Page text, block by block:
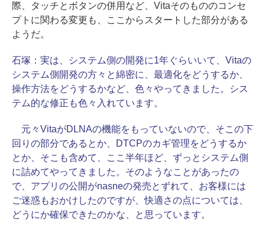
際、タッチとボタンの併用など、Vitaそのもののコンセ
プトに関わる変更も、ここからスタートした部分がある
ようだ。
石塚： 実は、システム側の開発に1年ぐらいいて、Vitaの
システム側開発の方々と綿密に、最適化をどうするか、
操作方法をどうするかなど、色々やってきました。シス
テム的な修正も色々入れています。
元々VitaがDLNAの機能をもっていないので、そこの下
回りの部分であるとか、DTCPのカギ管理をどうするか
とか、そこも含めて、ここ半年ほど、ずっとシステム側
に詰めてやってきました。そのようなことがあったの
で、アプリの公開がnasneの発売とずれて、お客様には
ご迷惑もおかけしたのですが、快適さの点については、
どうにか確保できたのかな、と思っています。